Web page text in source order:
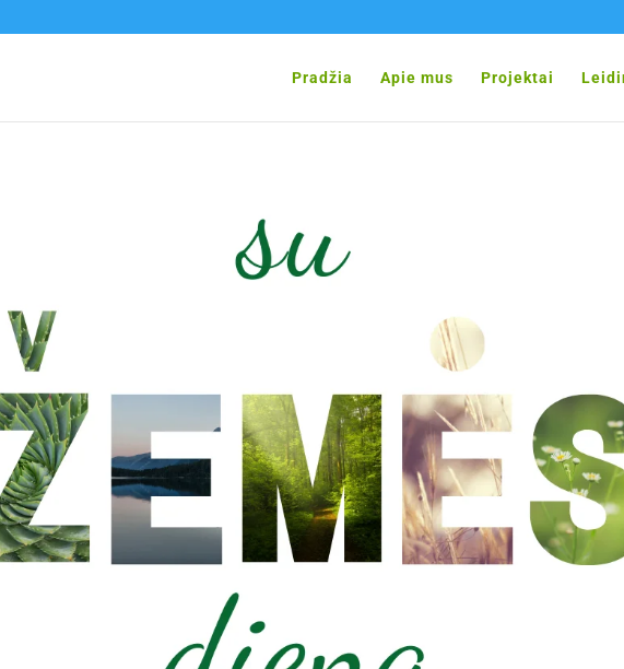
Pradžia Apie mus Projektai